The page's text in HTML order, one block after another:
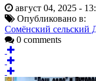
август 04, 2025 -
Опубликовано в:
Сомёнский сельский
0 comments